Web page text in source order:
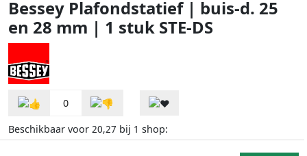
Bessey Plafondstatief | buis-d. 25
en 28 mm | 1 stuk STE-DS
0
Beschikbaar voor 20,27 bij 1 shop: